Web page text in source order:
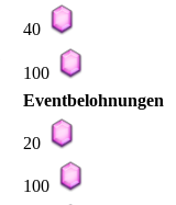
40
100
Eventbelohnungen
20
100